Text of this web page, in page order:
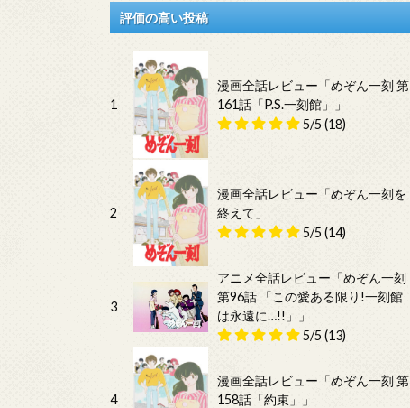
評価の高い投稿
1
漫画全話レビュー「めぞん一刻 第
161話「P.S.一刻館」」
5/5 (18)
2
漫画全話レビュー「めぞん一刻を
終えて」
5/5 (14)
3
アニメ全話レビュー「めぞん一刻
第96話 「この愛ある限り!一刻館
は永遠に…!!」」
5/5 (13)
4
漫画全話レビュー「めぞん一刻 第
158話「約束」」